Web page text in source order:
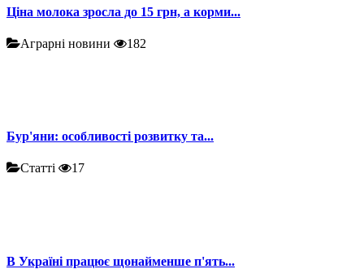
Ціна молока зросла до 15 грн, а корми...
Аграрні новини 182
Бур'яни: особливості розвитку та...
Статті 17
В Україні працює щонайменше п'ять...